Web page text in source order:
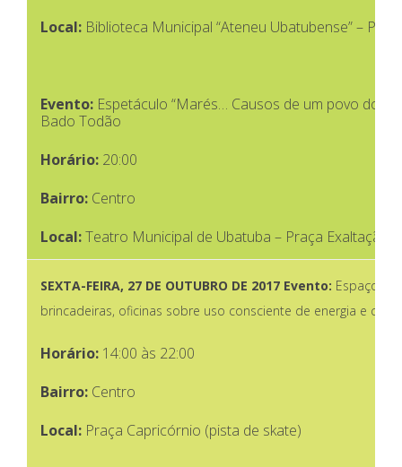
Local: Biblioteca Municipal “Ateneu Ubatubense” –
Evento: Espetáculo “Marés… Causos de um povo do
Bado Todão
Horário: 20:00
Bairro: Centro
Local:Teatro Municipal de Ubatuba – Praça Exaltação
SEXTA-FEIRA, 27 DE OUTUBRO DE 2017 Evento: Espaço
brincadeiras, oficinas sobre uso consciente de energia e
Horário: 14:00 às 22:00
Bairro: Centro
Local: Praça Capricórnio (pista de skate)